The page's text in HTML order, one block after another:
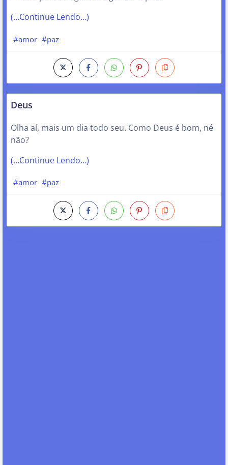
(…Continue Lendo…)
#amor #paz
Deus
Olha aí, mais um dia todo seu. Como Deus é bom, né
não?
(…Continue Lendo…)
#amor #paz